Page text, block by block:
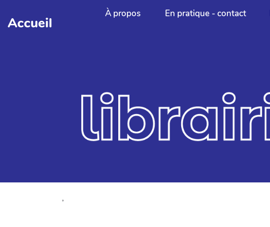
Aller au contenu principal
Accueil
À propos En pratique - contact
,